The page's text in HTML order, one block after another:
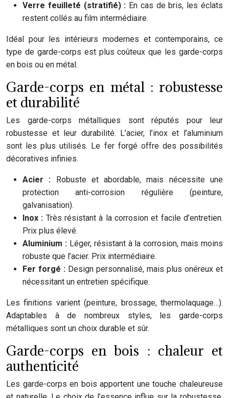
Verre feuilleté (stratifié) : En cas de bris, les éclats
restent collés au film intermédiaire.
Idéal pour les intérieurs modernes et contemporains, ce
type de garde-corps est plus coûteux que les garde-corps
en bois ou en métal.
Garde-corps en métal : robustesse
et durabilité
Les garde-corps métalliques sont réputés pour leur
robustesse et leur durabilité. L’acier, l’inox et l’aluminium
sont les plus utilisés. Le fer forgé offre des possibilités
décoratives infinies.
Acier : Robuste et abordable, mais nécessite une
protection anti-corrosion régulière (peinture,
galvanisation).
Inox : Très résistant à la corrosion et facile d’entretien.
Prix plus élevé.
Aluminium : Léger, résistant à la corrosion, mais moins
robuste que l’acier. Prix intermédiaire.
Fer forgé : Design personnalisé, mais plus onéreux et
nécessitant un entretien spécifique.
Les finitions varient (peinture, brossage, thermolaquage…).
Adaptables à de nombreux styles, les garde-corps
métalliques sont un choix durable et sûr.
Garde-corps en bois : chaleur et
authenticité
Les garde-corps en bois apportent une touche chaleureuse